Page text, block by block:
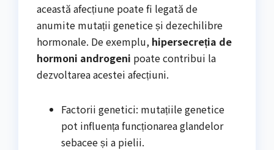
această afecțiune poate fi legată de
anumite mutații genetice și dezechilibre
hormonale. De exemplu, hipersecreția de
hormoni androgeni poate contribui la
dezvoltarea acestei afecțiuni.
Factorii genetici: mutațiile genetice
pot influența funcționarea glandelor
sebacee și a pielii.